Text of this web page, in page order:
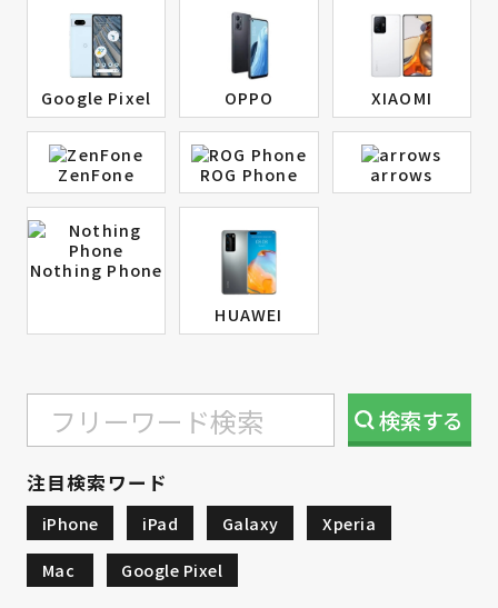
Google Pixel OPPO XIAOMI
ZenFone ROG Phone arrows
Nothing Phone
HUAWEI
検索する
注目検索ワード
iPhone iPad Galaxy Xperia
Mac Google Pixel